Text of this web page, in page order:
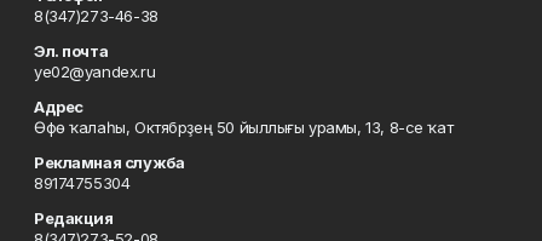
8(347)273-46-38
Эл. почта
ye02@yandex.ru
Адрес
Өфө ҡалаһы, Октябрҙең 50 йыллығы урамы, 13, 8-се ҡат
Рекламная служба
89174755304
Редакция